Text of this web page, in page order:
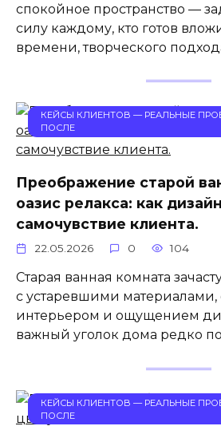
спокойное пространство —
силу каждому, кто готов
времени, творческого
КЕЙСЫ КЛИЕНТОВ — РЕАЛЬНЫЕ
ПОСЛЕ
Преображение старой
оазис релакса: как
самочувствие клиента.
22.05.2026 0 104
Старая ванная комната
с устаревшими
интерьером и ощущением
важный уголок дома редко
КЕЙСЫ КЛИЕНТОВ — РЕАЛЬНЫЕ
ПОСЛЕ